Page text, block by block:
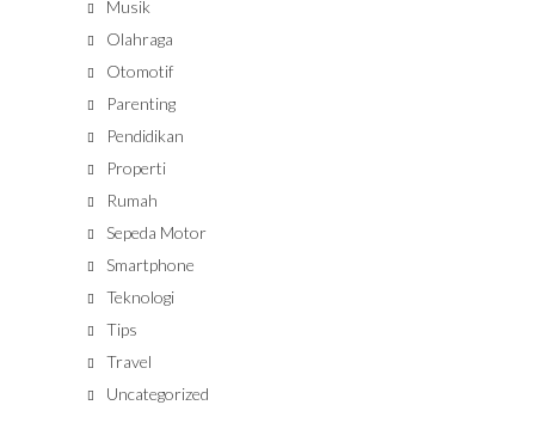
Musik
Olahraga
Otomotif
Parenting
Pendidikan
Properti
Rumah
Sepeda Motor
Smartphone
Teknologi
Tips
Travel
Uncategorized